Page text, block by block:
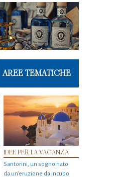
AREE TEMATICHE
IDEE PER LA VACANZA
Santorini, un sogno nato
da un’eruzione da incubo